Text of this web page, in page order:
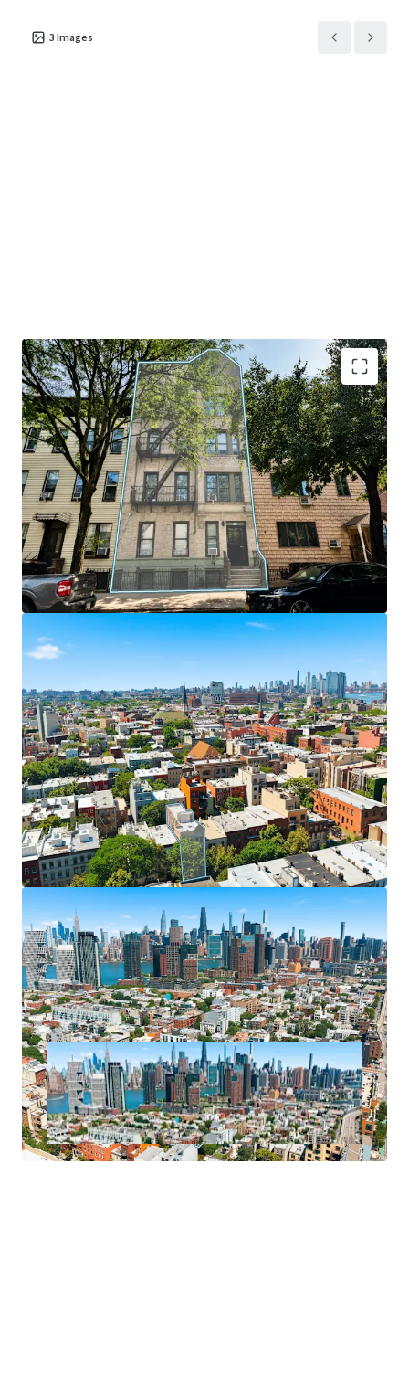
3 Images
81% Free-Market Occupancy– Renovated ~8,700
SF multifamily property at 168 India Street
featuring 16 residential units (13 free-market) with
strong, long-term rental fundamentals in
Greenpoint's thriving market.
Prime Greenpoint Location – Just 1 block from
Manhattan Avenue subway (G train), offering
exceptional transit access and seamless
connectivity to Midtown Manhattan and Queens via
nearby McGuinness Boulevard.
Stable Cash Flow with Upside– 13 free-market
units provide consistent income with significant
long-term appreciation potential, while 3 rent-
stabilized units offer tenant stability and future
monetization opportunities.
Strategic Positioning in Brooklyn's Fastest-
Growing Neighborhood– Property sits in one of
Brooklyn's most desirable areas with strong
residential fundamentals, high walkability, superior
amenities, and a vibrant dining and nightlife scene
attracting young professionals seeking well-
located apartments.